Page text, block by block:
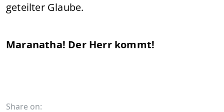
geteilter Glaube.
Maranatha! Der Herr kommt!
Share on: